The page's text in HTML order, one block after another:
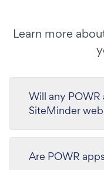
Learn more
Will any
SiteMinder
Are POWR